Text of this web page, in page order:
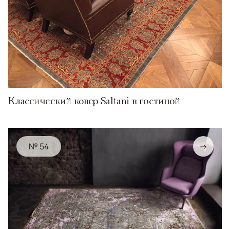
Классический ковер Saltani в гостиной
№ 54 →